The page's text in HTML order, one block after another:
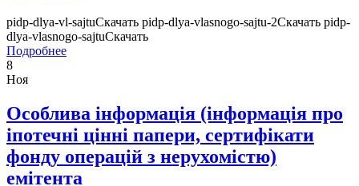
pidp-dlya-vl-sajtuСкачать pidp-dlya-vlasnogo-sajtu-2Скачать pidp-
dlya-vlasnogo-sajtuСкачать
Подробнее
8
Ноя
Особлива інформація (інформація про
іпотечні цінні папери, сертифікати
фонду операцій з нерухомістю)
емітента